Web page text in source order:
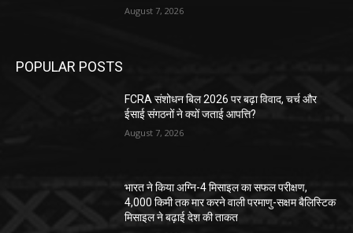
August 7, 2026
POPULAR POSTS
FCRA संशोधन बिल 2026 पर बढ़ा विवाद, चर्च और
ईसाई संगठनों ने क्यों जताई आपत्ति?
August 7, 2026
भारत ने किया अग्नि-4 मिसाइल का सफल परीक्षण,
4,000 किमी तक मार करने वाली परमाणु-सक्षम बैलिस्टिक
मिसाइल ने बढ़ाई देश की ताकत